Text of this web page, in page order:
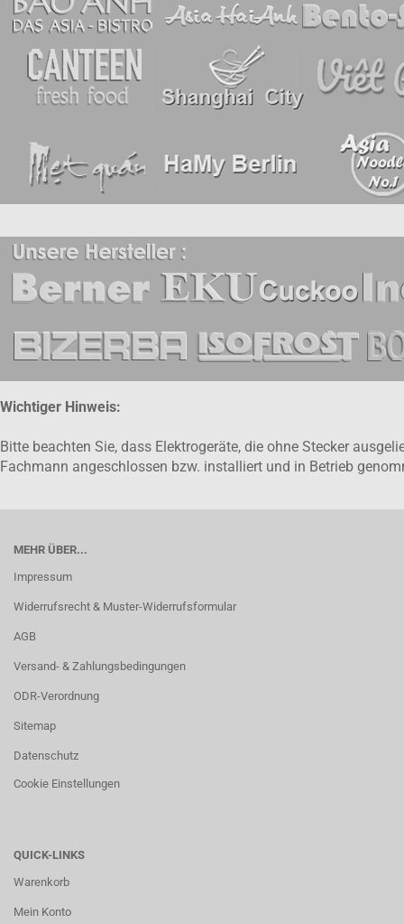
Wichtiger Hinweis:
Bitte beachten Sie, dass Elektrogeräte, die ohne Stecker
Fachmann angeschlossen bzw. installiert und in Betrieb
MEHR ÜBER...
Impressum
Widerrufsrecht & Muster-Widerrufsformular
AGB
Versand- & Zahlungsbedingungen
ODR-Verordnung
Sitemap
Datenschutz
Cookie Einstellungen
QUICK-LINKS
Warenkorb
Mein Konto